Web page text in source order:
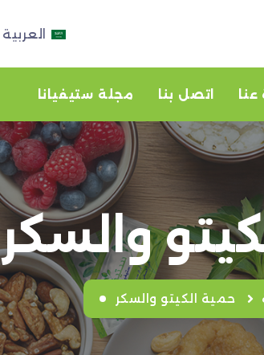
العربية
عنا اتصل بنا مجلة ستيفيانا
والسكر
حمية الكيتو والسكر